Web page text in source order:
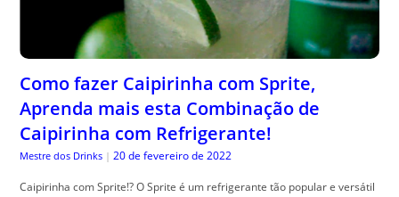
Como fazer Caipirinha com Sprite,
Aprenda mais esta Combinação de
Caipirinha com Refrigerante!
Mestre dos Drinks | 20 de fevereiro de 2022
Caipirinha com Sprite!? O Sprite é um refrigerante tão popular e versátil